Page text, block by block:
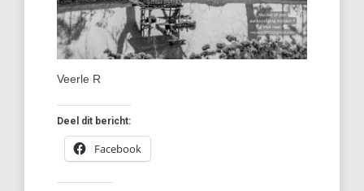
Veerle R
Deel dit bericht:
Facebook